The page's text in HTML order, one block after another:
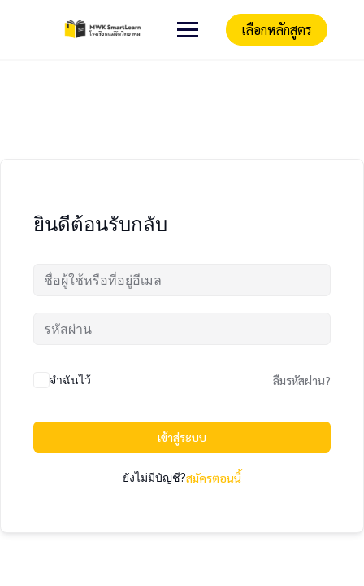
เลือกหลักสูตร
ยินดีต้อนรับกลับ
จำฉันไว้ ลืมรหัสผ่าน?
เข้าสู่ระบบ
ยังไม่มีบัญชี?สมัครตอนนี้